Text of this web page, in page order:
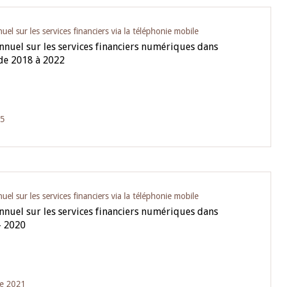
sur les services financiers via la téléphonie mobile
sur les services financiers numériques dans
2018 à 2022
sur les services financiers via la téléphonie mobile
sur les services financiers numériques dans
2020
2021